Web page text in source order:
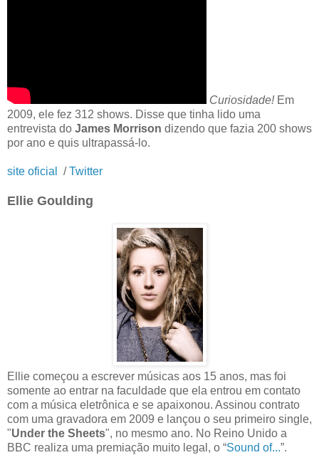
Curiosidade!Em
2009, ele fez 312 shows. Disse que tinha lido uma
entrevista do James Morrison dizendo que fazia 200 shows
por ano e quis ultrapassá-lo.
site oficial /Twitter
Ellie Goulding
Ellie começou a escrever músicas aos 15 anos, mas foi
somente ao entrar na faculdade que ela entrou em contato
com a música eletrônica e se apaixonou. Assinou contrato
com uma gravadora em 2009 e lançou o seu primeiro single,
"Under the Sheets", no mesmo ano. No Reino Unido a
BBC realiza uma premiação muito legal, o “Sound of...”.